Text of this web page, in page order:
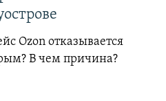
Ozon отказывается
В чем причина?